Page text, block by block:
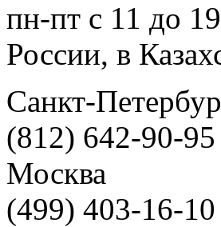
пн-пт с 11 до
России, в
Санкт-
(812) 642-90-95
Москва
(499) 403-16-10